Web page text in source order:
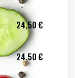
24,50 €
24,50 €